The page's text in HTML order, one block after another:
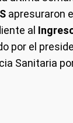
apresuraron
al
por el
Sanitaria